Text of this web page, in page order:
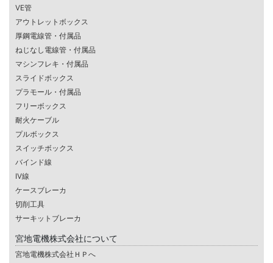
VE管
アウトレットボックス
厚鋼電線管・付属品
ねじなし電線管・付属品
マシンフレキ・付属品
スライドボックス
プラモール・付属品
フリーボックス
耐火ケーブル
プルボックス
スイッチボックス
バインド線
IV線
ケースブレーカ
切削工具
サーキットブレーカ
宮地電機株式会社について
宮地電機株式会社ＨＰへ